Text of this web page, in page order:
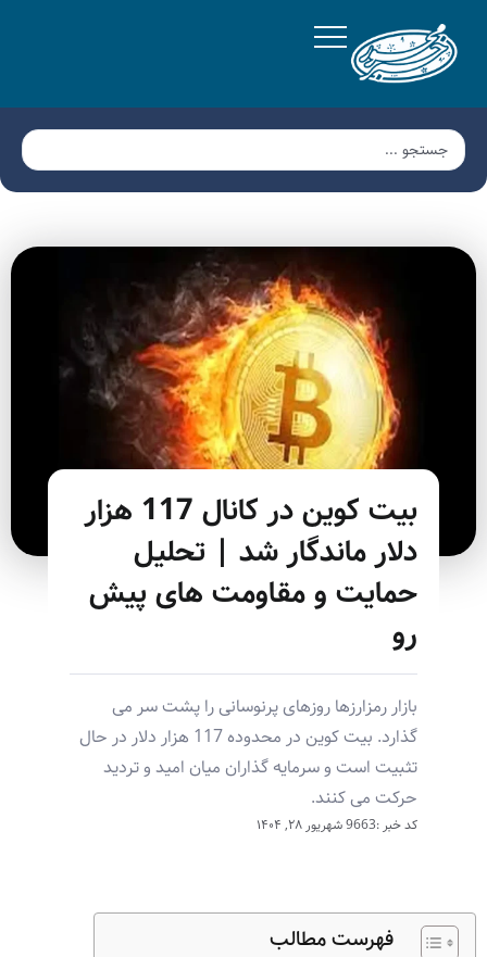
بیت کوین در کانال 117 هزار
دلار ماندگار شد | تحلیل
حمایت و مقاومت های پیش
رو
بازار رمزارزها روزهای پرنوسانی را پشت سر می
گذارد. بیت کوین در محدوده 117 هزار دلار در حال
تثبیت است و سرمایه گذاران میان امید و تردید
حرکت می کنند.
کد خبر :9663 شهریور ۲۸, ۱۴۰۴
فهرست مطالب